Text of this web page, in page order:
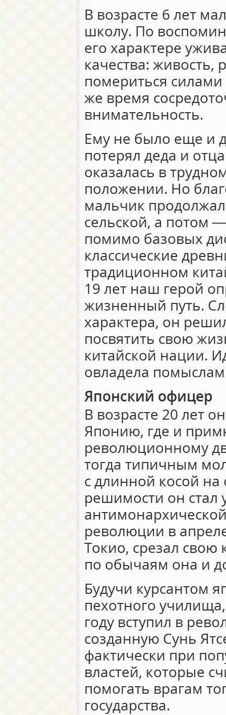
В возрасте 6 лет
школу. По
его характере
качества: живость,
помериться
же время
внимательность.
Ему не было еще и
потерял деда и
оказалась в
положении. Но
мальчик
сельской, а потом
помимо базовых
классические
традиционном
19 лет наш герой
жизненный путь.
характера, он
посвятить свою
китайской нации.
овладела
Японский офицер
В возрасте 20 лет
Японию, где и
революционному
тогда типичным
с длинной косой на
решимости он стал
революции в
Токио, срезал свою
по обычаям она и
Будучи курсантом
пехотного
году вступил в
созданную Сунь
фактически при
властей, которые
помогать врагам
государства.